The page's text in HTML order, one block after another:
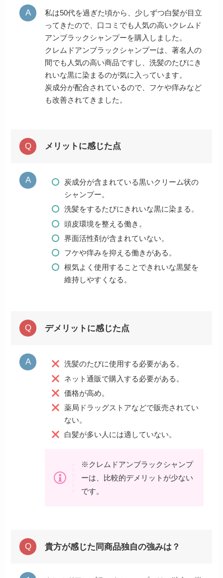
私は50代を過ぎた頃から、少しずつ白髪が目立
ってきたので、口コミでも人気の高いクレムド
アンブラックシャンプーを購入しました。
クレムドアンブラックシャンプーは、著名人の
間でも人気の高い商品ですし、洗髪のたびにき
れいな黒に染まるのが気に入っています。
炭成分が配合されているので、フケや痒みなど
も改善されてきました。
メリットに感じた点
炭成分が含まれている黒いクリーム状の
シャンプー。
洗髪をするたびにきれいな黒に染まる。
頭皮環境を整える働き。
界面活性剤が含まれていない。
フケや痒みを抑える働きがある。
根気よく使用することできれいな黒髪を
維持しやすくなる。
デメリットに感じた点
洗髪のたびに使用する必要がある。
ネット通販で購入する必要がある。
価格が高め。
薬局ドラッグストアなどで販売されてい
ない。
白髪が多い人には適していない。
※クレムドアンブラックシャンプ
ーは、比較的デメリットが少ない
です。
貴方が感じた同商品独自の強みは？